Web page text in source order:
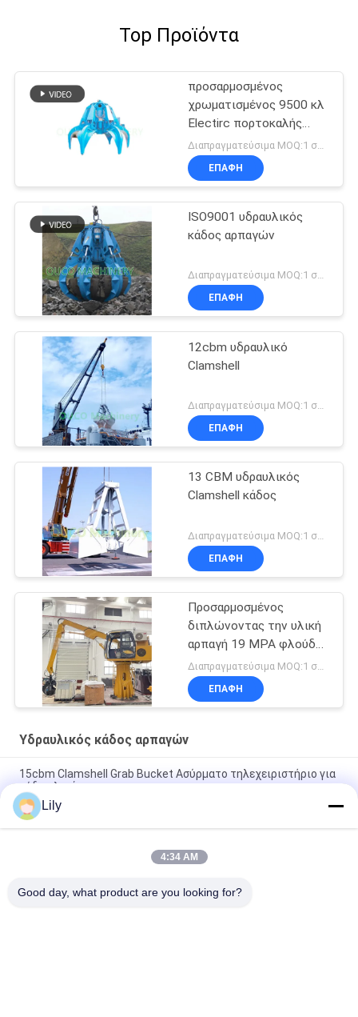
Top Προϊόντα
προσαρμοσμένος
χρωματισμένος 9500 κλ
Electirc πορτοκαλής
κάδος αρπαγών φλούδας
υδραυλικός
ΕΠΑΦΉ
ISO9001 υδραυλικός
κάδος αρπαγών
Διαπραγματεύσιμα MOQ:1 σύνολο
ΕΠΑΦΉ
12cbm υδραυλικό
Clamshell
Διαπραγματεύσιμα MOQ:1 σύνολο
ΕΠΑΦΉ
13 CBM υδραυλικός
Clamshell κάδος
ΕΠΑΦΉ
Προσαρμοσμένος
διπλώνοντας την υλική
αρπαγή 19 MPA φλούδας
χειριστών απορρίματος
βραχιόνων
ΕΠΑΦΉ
Υδραυλικός κάδος αρπαγών
15cbm Clamshell Grab Bucket Ασύρματο τηλεχειριστήριο για
χύδη υλικά
12CBM ραδιο τηλεχειρισμός κάδων αρπαγών Clamshell για το
μαζικό υλικό
Ηλεκτρο υδραυλικά χτυπήματα δομών Q355 έξι κάδων
Lily
4:34 AM
Good day, what product are you looking for?